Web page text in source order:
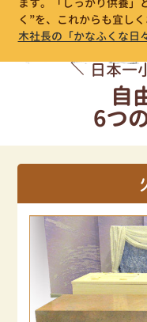
く”を、これからも宜し
木社長の「かなふくな日
日本一
自
6つ